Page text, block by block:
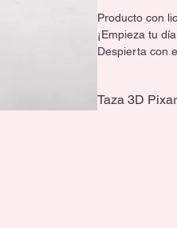
Producto con
¡Empieza tu
Despierta con
Taza 3D